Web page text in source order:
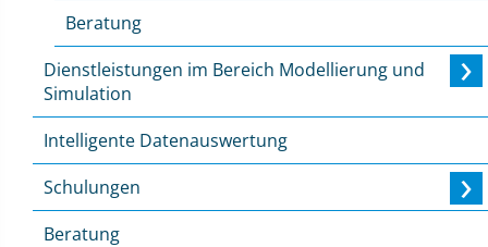
Beratung
Dienstleistungen im Bereich Modellierung und
Simulation
Intelligente Datenauswertung
Schulungen
Beratung